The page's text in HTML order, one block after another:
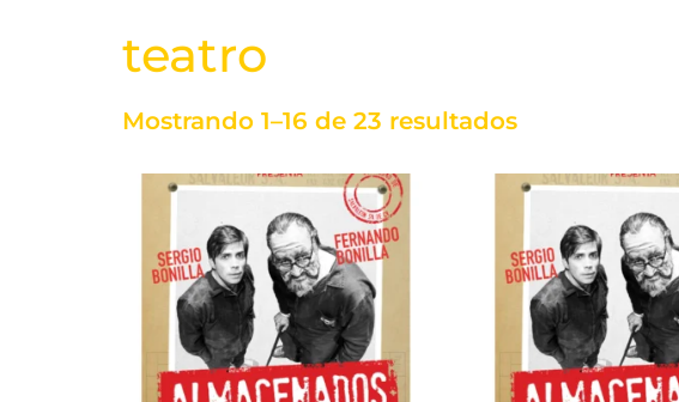
teatro
Mostrando 1–16 de 23 resultados